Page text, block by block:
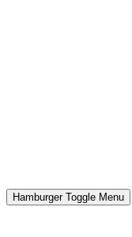
Hamburger Toggle Menu